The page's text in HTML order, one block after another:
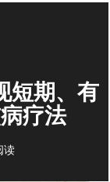
短期、有
疗法
读